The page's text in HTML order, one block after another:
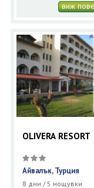
виж
OLIVERA RESORT
Айвалък, Турция
8 дни / 5 нощувки